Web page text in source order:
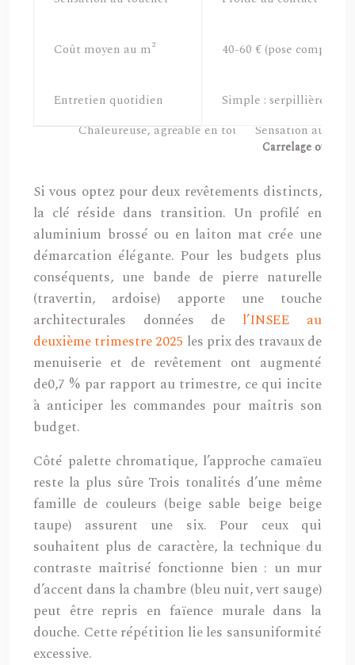
Carrelage ou
Coût moyen au m² 40-60 € (pose comprise)
Entretien quotidien Simple : serpillière
Si vous optez pour deux revêtements distincts,
la clé réside dans transition. Un profilé en
aluminium brossé ou en laiton mat crée une
démarcation élégante. Pour les budgets plus
conséquents, une bande de pierre naturelle
(travertin, ardoise) apporte une touche
architecturales données de l’INSEE au
deuxième trimestre 2025 les prix des travaux de
menuiserie et de revêtement ont augmenté
de0,7 % par rapport au trimestre, ce qui incite
à anticiper les commandes pour maîtris son
budget.
Côté palette chromatique, l’approche camaïeu
reste la plus sûre Trois tonalités d’une même
famille de couleurs (beige sable beige beige
taupe) assurent une six. Pour ceux qui
souhaitent plus de caractère, la technique du
contraste maîtrisé fonctionne bien : un mur
d’accent dans la chambre (bleu nuit, vert sauge)
peut être repris en faïence murale dans la
douche. Cette répétition lie les sansuniformité
excessive.